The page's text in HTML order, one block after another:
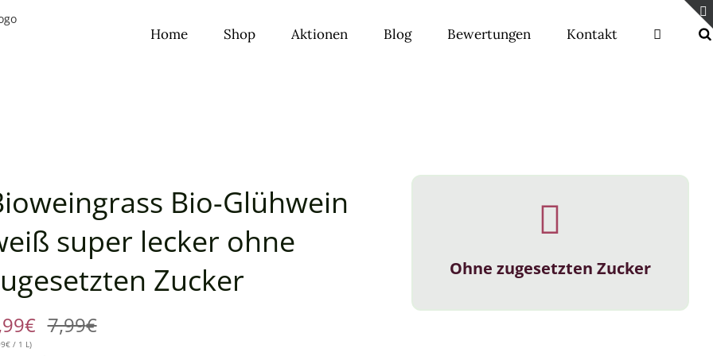
Home Shop Aktionen Blog Bewertungen Kontakt
Bio-Glühwein
super lecker ohne
Zucker
7,99€Ursprünglicher
€
Aktueller
€/ 1 L)
Ohne zugesetzten Zucker